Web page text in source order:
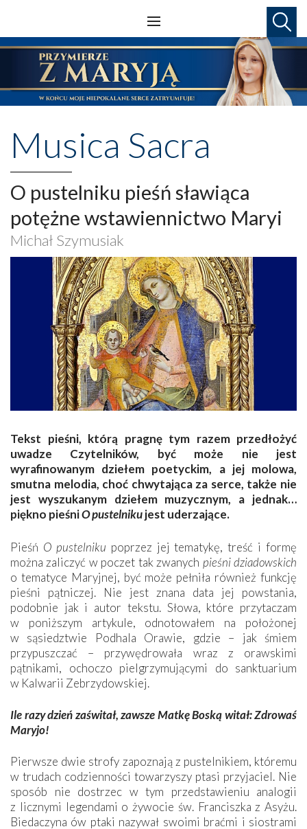
Musica Sacra
O pustelniku pieśń sławiąca
potężne wstawiennictwo Maryi
Michał Szymusiak
Tekst pieśni, którą pragnę tym razem przedłożyć
uwadze Czytelników, być może nie jest
wyrafinowanym dziełem poetyckim, a jej molowa,
smutna melodia, choć chwytająca za serce, także nie
jest wyszukanym dziełem muzycznym, a jednak…
piękno pieśniO pustelnikujest uderzające.
Pieśń O pustelniku poprzez jej tematykę, treść i formę
można zaliczyć w poczet tak zwanych pieśni dziadowskich
o tematyce Maryjnej, być może pełniła również funkcję
pieśni pątniczej. Nie jest znana data jej powstania,
podobnie jak i autor tekstu. Słowa, które przytaczam
w poniższym artykule, odnotowałem na położonej
w sąsiedztwie Podhala Orawie, gdzie – jak śmiem
przypuszczać – przywędrowała wraz z orawskimi
pątnikami, ochoczo pielgrzymującymi do sanktuarium
w Kalwarii Zebrzydowskiej.
Ile razy dzień zaświtał, zawsze Matkę Boską witał: Zdrowaś
Maryjo!
Pierwsze dwie strofy zapoznają z pustelnikiem, któremu
w trudach codzienności towarzyszy ptasi przyjaciel. Nie
sposób nie dostrzec w tym przedstawieniu analogii
z licznymi legendami o żywocie św. Franciszka z Asyżu.
Biedaczyna ów ptaki nazywał swoimi braćmi i siostrami